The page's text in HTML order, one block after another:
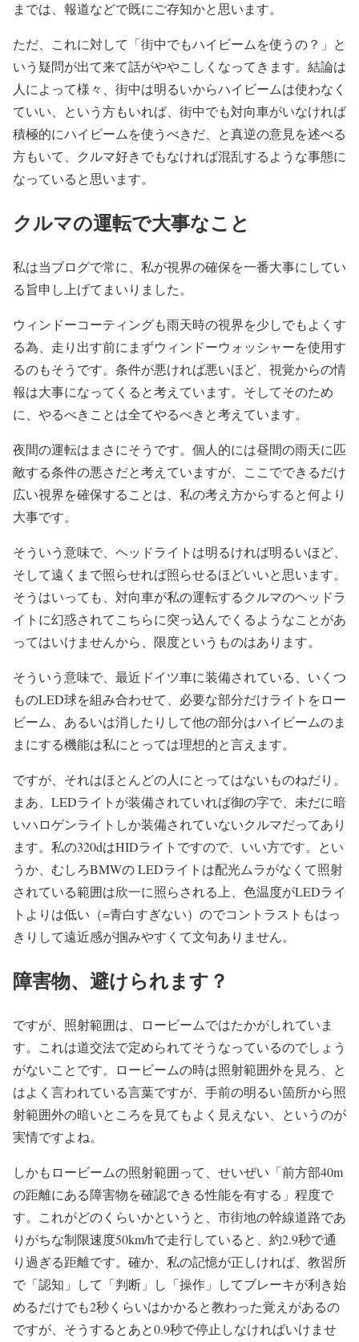
までは、報道などで既にご存知かと思います。
ただ、これに対して「街中でもハイビームを使うの？」と
いう疑問が出て来て話がややこしくなってきます。結論は
人によって様々、街中は明るいからハイビームは使わなく
ていい、という方もいれば、街中でも対向車がいなければ
積極的にハイビームを使うべきだ、と真逆の意見を述べる
方もいて、クルマ好きでもなければ混乱するような事態に
なっていると思います。
クルマの運転で大事なこと
私は当ブログで常に、私が視界の確保を一番大事にしてい
る旨申し上げてまいりました。
ウィンドーコーティングも雨天時の視界を少しでもよくす
る為、走り出す前にまずウィンドーウォッシャーを使用す
るのもそうです。条件が悪ければ悪いほど、視覚からの情
報は大事になってくると考えています。そしてそのため
に、やるべきことは全てやるべきと考えています。
夜間の運転はまさにそうです。個人的には昼間の雨天に匹
敵する条件の悪さだと考えていますが、ここでできるだけ
広い視界を確保することは、私の考え方からすると何より
大事です。
そういう意味で、ヘッドライトは明るければ明るいほど、
そして遠くまで照らせれば照らせるほどいいと思います。
そうはいっても、対向車が私の運転するクルマのヘッドラ
イトに幻惑されてこちらに突っ込んでくるようなことがあ
ってはいけませんから、限度というものはあります。
そういう意味で、最近ドイツ車に装備されている、いくつ
ものLED球を組み合わせて、必要な部分だけライトをロー
ビーム、あるいは消したりして他の部分はハイビームのま
まにする機能は私にとっては理想的と言えます。
ですが、それはほとんどの人にとってはないものねだり。
まあ、LEDライトが装備されていれば御の字で、未だに暗
いハロゲンライトしか装備されていないクルマだってあり
ます。私の320dはHIDライトですので、いい方です。とい
うか、むしろBMWの LEDライトは配光ムラがなくて照射
されている範囲は欣一に照らされる上、色温度がLEDライ
トよりは低い（=青白すぎない）のでコントラストもはっ
きりして遠近感が掴みやすくて文句ありません。
障害物、避けられます？
ですが、照射範囲は、ロービームではたかがしれていま
す。これは道交法で定められてそうなっているのでしょう
がないことです。ロービームの時は照射範囲外を見ろ、と
はよく言われている言葉ですが、手前の明るい箇所から照
射範囲外の暗いところを見てもよく見えない、というのが
実情ですよね。
しかもロービームの照射範囲って、せいぜい「前方部40m
の距離にある障害物を確認できる性能を有する」程度で
す。これがどのくらいかというと、市街地の幹線道路であ
りがちな制限速度50km/hで走行していると、約2.9秒で通
り過ぎる距離です。確か、私の記憶が正しければ、教習所
で「認知」して「判断」し「操作」してブレーキが利き始
めるだけでも2秒くらいはかかると教わった覚えがあるの
ですが、そうするとあと0.9秒で停止しなければいけませ